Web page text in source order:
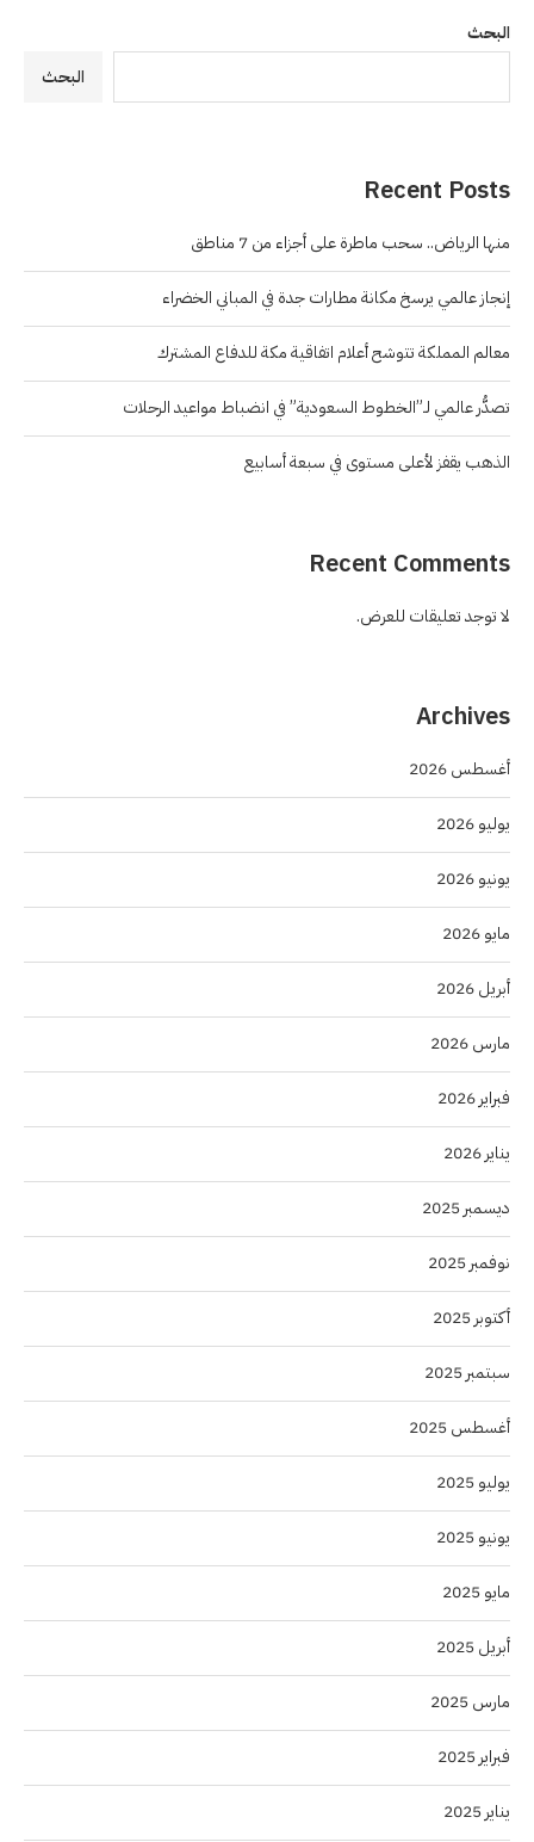
البحث
البحث
Recent Posts
منها الرياض.. سحب ماطرة على أجزاء من 7 مناطق
إنجاز عالمي يرسخ مكانة مطارات جدة في المباني الخضراء
معالم المملكة تتوشح أعلام اتفاقية مكة للدفاع المشترك
تصدُّر عالمي لـ”الخطوط السعودية” في انضباط مواعيد الرحلات
الذهب يقفز لأعلى مستوى في سبعة أسابيع
Recent Comments
لا توجد تعليقات للعرض.
Archives
أغسطس 2026
يوليو 2026
يونيو 2026
مايو 2026
أبريل 2026
مارس 2026
فبراير 2026
يناير 2026
ديسمبر 2025
نوفمبر 2025
أكتوبر 2025
سبتمبر 2025
أغسطس 2025
يوليو 2025
يونيو 2025
مايو 2025
أبريل 2025
مارس 2025
فبراير 2025
يناير 2025